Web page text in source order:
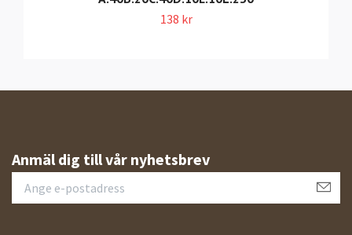
138 kr
Anmäl dig till vår nyhetsbrev